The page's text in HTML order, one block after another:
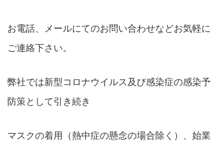
お電話、メールにてのお問い合わせなどお気軽に
ご連絡下さい。
弊社では新型コロナウイルス及び感染症の感染予
防策として引き続き
マスクの着用（熱中症の懸念の場合除く）、始業